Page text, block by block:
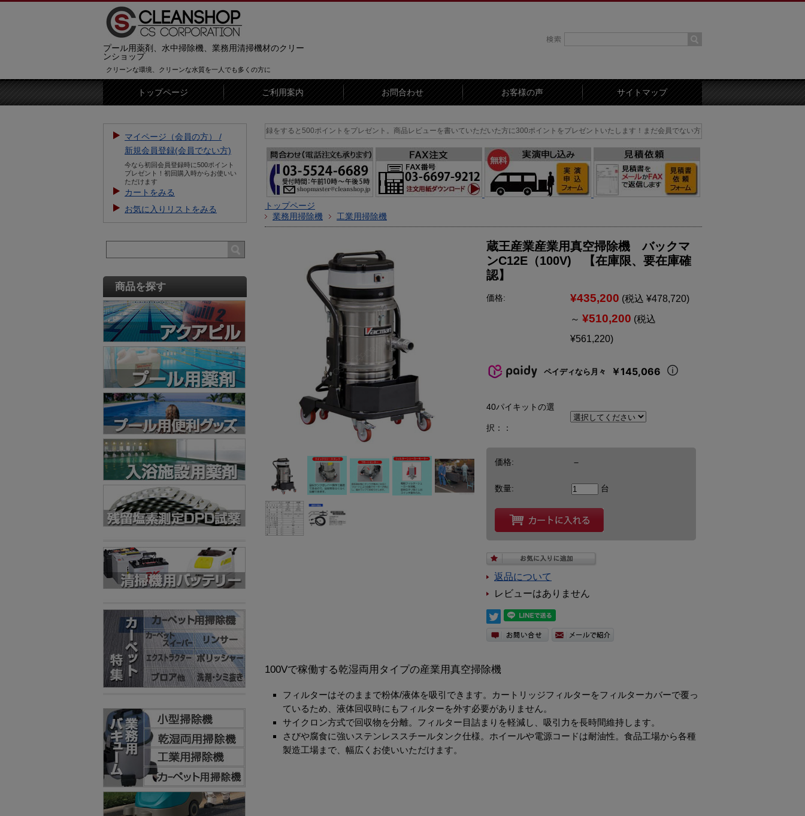
プール用薬剤、水中掃除機、業務用清掃機材のクリー
ンショップ
クリーンな環境、クリーンな水質を一人でも多くの方に
トップページ ご利用案内 お問合わせ お客様の声 サイトマップ
【お知らせ】新規会員登録をすると500ポイントをプレゼント。商品レビューを書いていただいた方に300ポイントをプレゼントいたします！まだ会員でない方はまずは会員登録を！
トップページ
業務用掃除機
工業用掃除機
蔵王産業産業用真空掃除機 バックマ
ンC12E（100V) 【在庫限、要在庫確
認】
価格: ¥435,200 (税込 ¥478,720)
～ ¥510,200 (税込
¥561,220)
ペイディなら月々 ￥145,066
40パイキットの選
択：：
価格: －
数量: 台
返品について
レビューはありません
100Vで稼働する乾湿両用タイプの産業用真空掃除機
フィルターはそのままで粉体/液体を吸引できます。カートリッジフィルターをフィルターカバーで覆っ
ているため、液体回収時にもフィルターを外す必要がありません。
サイクロン方式で回収物を分離。フィルター目詰まりを軽減し、吸引力を長時間維持します。
さびや腐食に強いステンレススチールタンク仕様。ホイールや電源コードは耐油性。食品工場から各種
製造工場まで、幅広くお使いいただけます。
マイページ（会員の方） /
新規会員登録(会員でない方)
今なら初回会員登録時に500ポイント
プレゼント！初回購入時からお使いい
ただけます
カートをみる
お気に入りリストをみる
商品を探す